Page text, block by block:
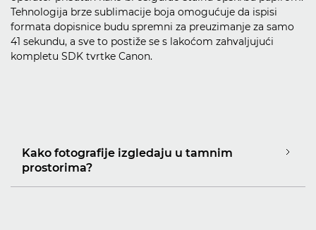
Tehnologija brze sublimacije boja omogućuje da ispisi
formata dopisnice budu spremni za preuzimanje za samo
41 sekundu, a sve to postiže se s lakoćom zahvaljujući
kompletu SDK tvrtke Canon.
Kako fotografije izgledaju u tamnim
prostorima?